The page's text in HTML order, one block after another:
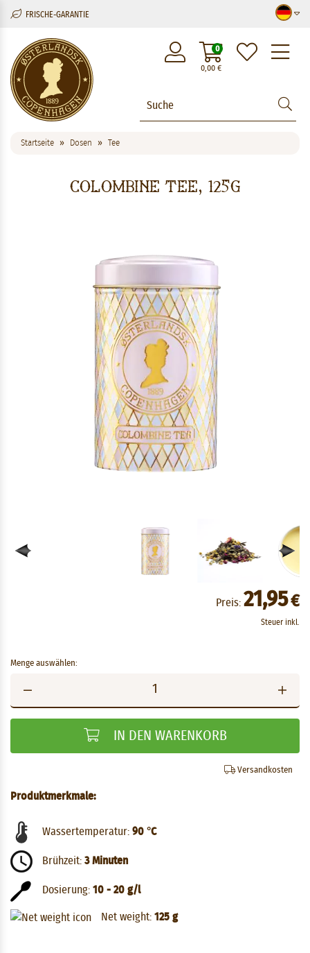
FRISCHE-GARANTIE
0,00€
0
Startseite Dosen Tee
Colombine Tee, 125g
Preis: 21,95€
Steuer inkl.
Menge auswählen:
IN DEN WARENKORB
Versandkosten
Produktmerkmale:
Wassertemperatur: 90 °C
Brühzeit: 3 Minuten
Dosierung: 10 - 20 g/l
Net weight: 125 g